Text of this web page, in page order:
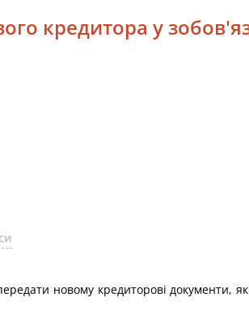
кредитора у
новому кредиторові